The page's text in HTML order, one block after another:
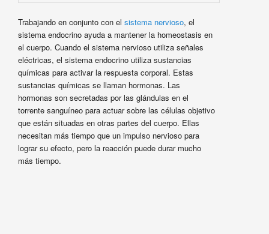
Trabajando en conjunto con el sistema nervioso, el
sistema endocrino ayuda a mantener la homeostasis en
el cuerpo. Cuando el sistema nervioso utiliza señales
eléctricas, el sistema endocrino utiliza sustancias
químicas para activar la respuesta corporal. Estas
sustancias químicas se llaman hormonas. Las
hormonas son secretadas por las glándulas en el
torrente sanguíneo para actuar sobre las células objetivo
que están situadas en otras partes del cuerpo. Ellas
necesitan más tiempo que un impulso nervioso para
lograr su efecto, pero la reacción puede durar mucho
más tiempo.